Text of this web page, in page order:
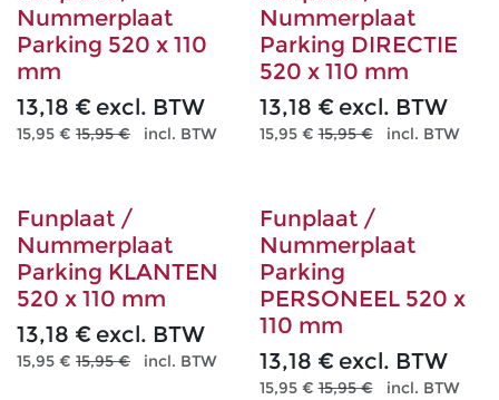
Nummerplaat
Parking 520 x 110
mm
13,18 € excl. BTW
15,95 € 15,95€ incl. BTW
Nummerplaat
Parking DIRECTIE
520 x 110 mm
13,18 € excl. BTW
15,95€ 15,95€ incl. BTW
Funplaat /
Nummerplaat
Parking KLANTEN
520 x 110 mm
13,18 € excl. BTW
15,95 € 15,95€ incl. BTW
Funplaat /
Nummerplaat
Parking
PERSONEEL 520 x
110 mm
13,18 € excl. BTW
15,95€ 15,95€ incl. BTW